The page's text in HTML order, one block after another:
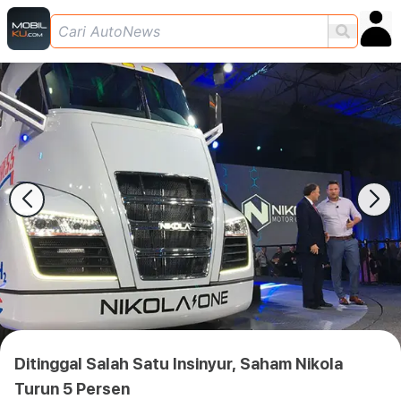
Ditinggal Salah Satu Insinyur, Saham Nikola
Turun 5 Persen